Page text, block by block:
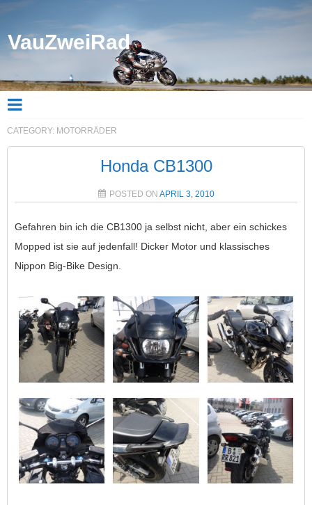
VauZweiRad
CATEGORY: MOTORRÄDER
Honda CB1300
POSTED ON APRIL 3, 2010
Gefahren bin ich die CB1300 ja selbst nicht, aber ein schickes
Mopped ist sie auf jedenfall! Dicker Motor und klassisches
Nippon Big-Bike Design.